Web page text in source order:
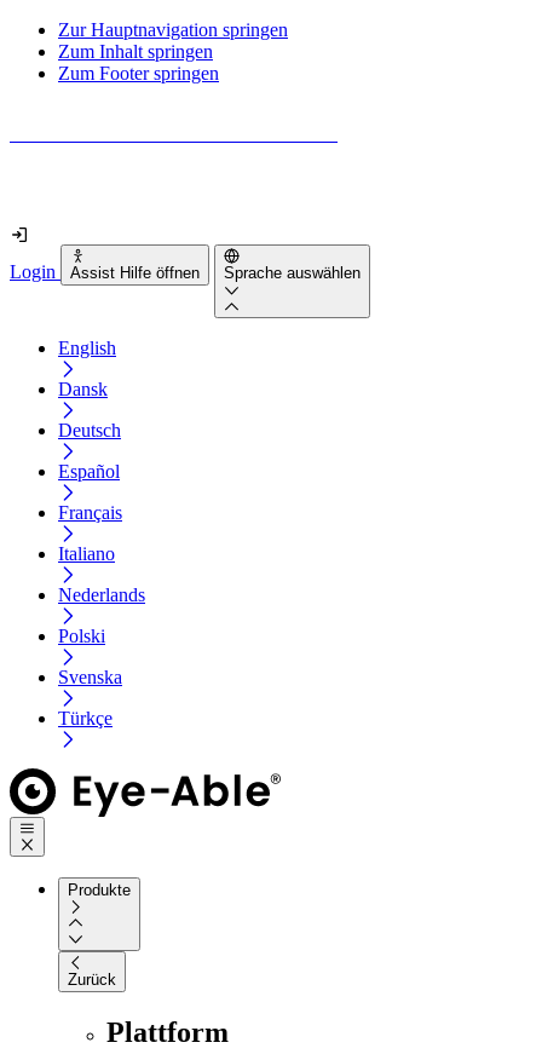
Zur Hauptnavigation springen
Zum Inhalt springen
Zum Footer springen
Login Assist Hilfe öffnen Sprache auswählen
English
Dansk
Deutsch
Español
Français
Italiano
Nederlands
Polski
Svenska
Türkçe
Produkte
Zurück
Plattform